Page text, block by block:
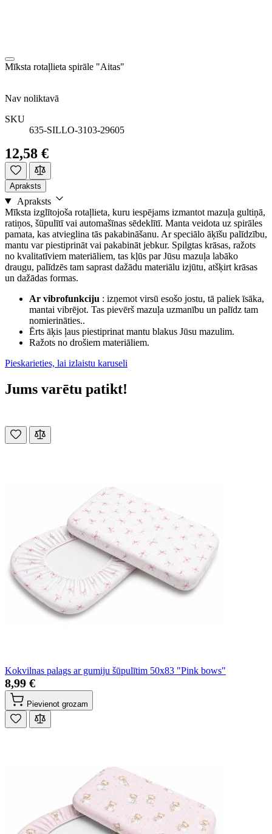
Mīksta rotaļlieta spirāle "Aitas"
Nav noliktavā
SKU
635-SILLO-3103-29605
12,58 €
Apraksts
Apraksts
Mīksta izglītojoša rotaļlieta, kuru iespējams izmantot mazuļa gultiņā,
ratiņos, šūpulītī vai automašīnas sēdeklītī. Manta veidota uz spirāles
pamata, kas atvieglina tās pakabināšanu. Ar speciālo āķīšu palīdzību,
mantu var piestiprināt vai pakabināt jebkur. Spilgtas krāsas, ražots
no kvalitatīviem materiāliem, tas kļūs par Jūsu mazuļa labāko
draugu, palīdzēs tam saprast dažādu materiālu izjūtu, atšķirt krāsas
un dažādas formas.
Ar vibrofunkciju : izņemot virsū esošo jostu, tā paliek īsāka,
mantai vibrējot. Tas pievērš mazuļa uzmanību un palīdz tam
nomierināties..
Ērts āķis ļaus piestiprinat mantu blakus Jūsu mazulim.
Ražots no drošiem materiāliem.
Pieskarieties, lai izlaistu karuseli
Jums varētu patikt!
Kokvilnas palags ar gumiju šūpulītim 50x83 "Pink bows"
8,99 €
Pievienot grozam